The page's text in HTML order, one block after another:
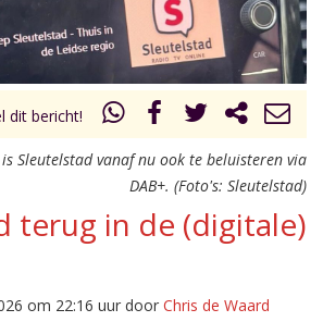
dit bericht!
Sleutelstad vanaf nu ook te beluisteren via
DAB+. (Foto's: Sleutelstad)
terug in de (digitale)
om 22:16 uur door Chris de Waard